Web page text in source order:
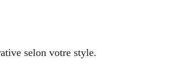
selon votre style.